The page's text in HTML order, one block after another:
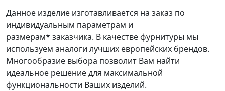
Данное изделие изготавливается на заказ по
индивидуальным параметрам и
размерам* заказчика. В качестве фурнитуры мы
используем аналоги лучших европейских брендов.
Многообразие выбора позволит Вам найти
идеальное решение для максимальной
функциональности Ваших изделий.